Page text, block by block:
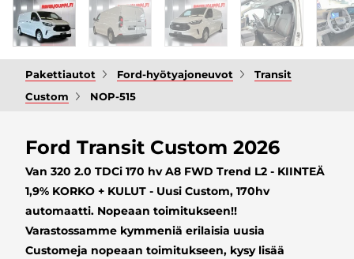
Pakettiautot Ford-hyötyajoneuvot
Transit
Custom
NOP-515
Ford Transit Custom 2026
Van 320 2.0 TDCi 170 hv A8 FWD Trend L2 - KIINTEÄ
1,9% KORKO + KULUT - Uusi Custom, 170hv
automaatti. Nopeaan toimitukseen!!
Varastossamme kymmeniä erilaisia uusia
Customeja nopeaan toimitukseen, kysy lisää